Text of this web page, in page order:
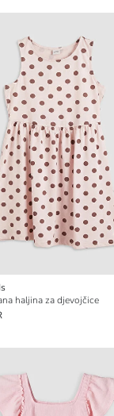
haljina za djevojčice